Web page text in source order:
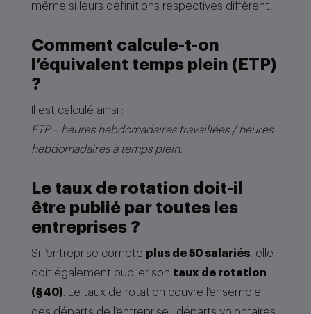
même si leurs définitions respectives diffèrent.
Comment calcule-t-on
l’équivalent temps plein (ETP)
?
Il est calculé ainsi :
ETP = heures hebdomadaires travaillées / heures
hebdomadaires à temps plein.
Le taux de rotation doit-il
être publié par toutes les
entreprises ?
Si l’entreprise compte plus de 50 salariés , elle
doit également publier son taux de rotation
(§40) . Le taux de rotation couvre l’ensemble